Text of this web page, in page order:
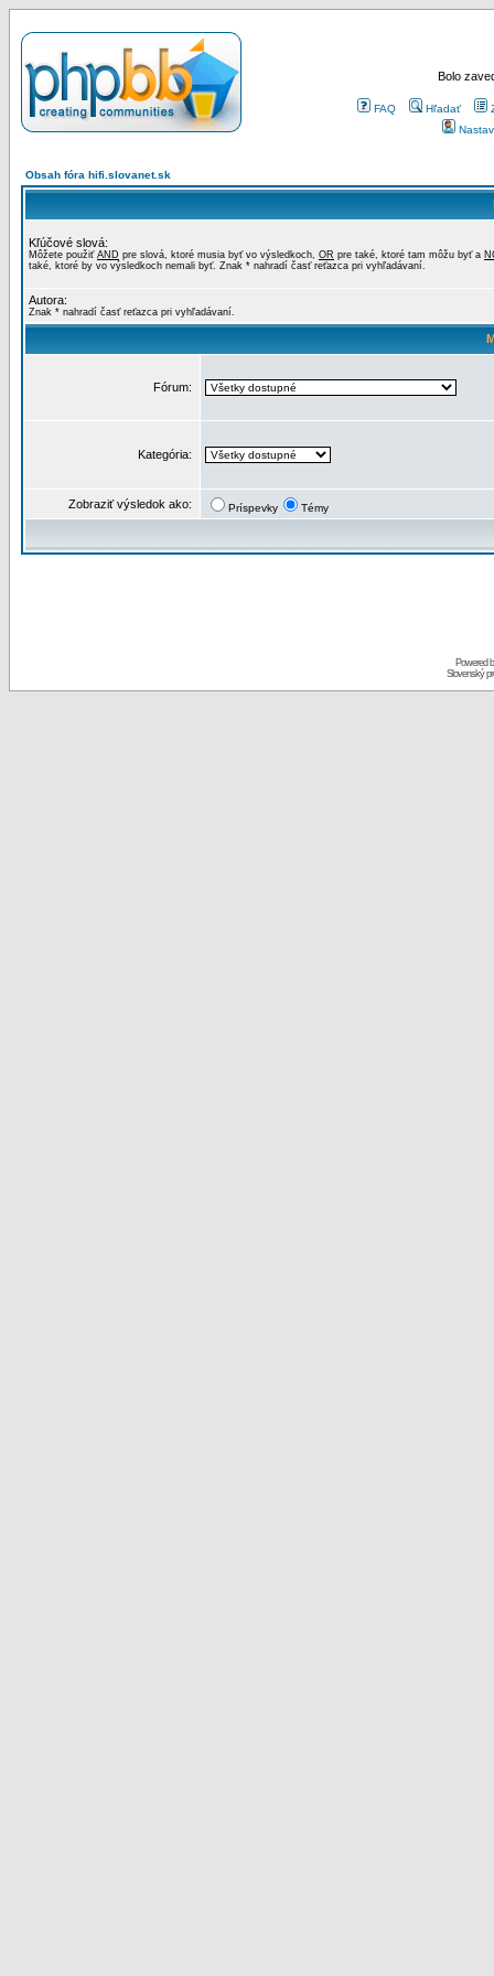
Bolo
FAQ Hľadať
Obsah fóra hifi.slovanet.sk
Kľúčové slová:
Môžete použiť AND pre slová, ktoré musia byť vo výsledkoch, OR pre také, ktoré tam môžu byť a
také, ktoré by vo výsledkoch nemali byť. Znak * nahradí časť reťazca pri vyhľadávaní.
Autora:
Znak * nahradí časť reťazca pri vyhľadávaní.
Fórum:
Kategória:
Zobraziť výsledok ako: Príspevky Témy
Powered
Slovenský